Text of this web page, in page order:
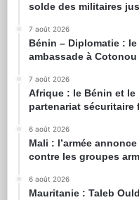
solde des militaires
7 août 2026
Bénin – Diplomatie :
ambassade à Cotonou
7 août 2026
Afrique : le Bénin et
partenariat sécuritaire
6 août 2026
Mali : l’armée
contre les groupes
6 août 2026
Mauritanie : Taleb